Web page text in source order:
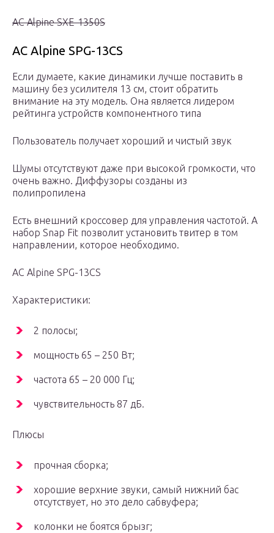
АС Alpine SXE-1350S
АС Alpine SPG-13CS
Если думаете, какие динамики лучше поставить в
машину без усилителя 13 см, стоит обратить
внимание на эту модель. Она является лидером
рейтинга устройств компонентного типа
Пользователь получает хороший и чистый звук
Шумы отсутствуют даже при высокой громкости, что
очень важно. Диффузоры созданы из
полипропилена
Есть внешний кроссовер для управления частотой. А
набор Snap Fit позволит установить твитер в том
направлении, которое необходимо.
АС Alpine SPG-13CS
Характеристики:
2 полосы;
мощность 65 – 250 Вт;
частота 65 – 20 000 Гц;
чувствительность 87 дБ.
Плюсы
прочная сборка;
хорошие верхние звуки, самый нижний бас
отсутствует, но это дело сабвуфера;
колонки не боятся брызг;